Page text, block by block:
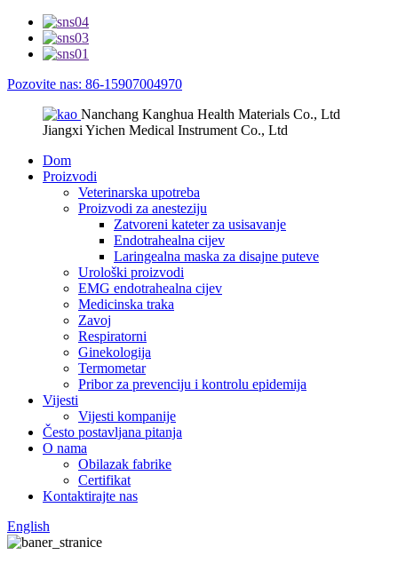
Pozovite nas: 86-15907004970
Nanchang Kanghua Health Materials Co., Ltd
Jiangxi Yichen Medical Instrument Co., Ltd
Dom
Proizvodi
Veterinarska upotreba
Proizvodi za anesteziju
Zatvoreni kateter za usisavanje
Endotrahealna cijev
Laringealna maska ​​za disajne puteve
Urološki proizvodi
EMG endotrahealna cijev
Medicinska traka
Zavoj
Respiratorni
Ginekologija
Termometar
Pribor za prevenciju i kontrolu epidemija
Vijesti
Vijesti kompanije
Često postavljana pitanja
O nama
Obilazak fabrike
Certifikat
Kontaktirajte nas
English